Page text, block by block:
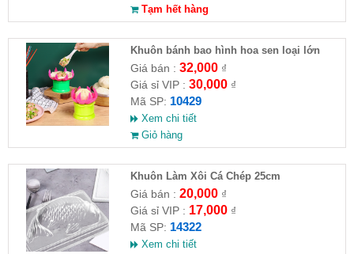
Tạm hết hàng
Khuôn bánh bao hình hoa sen loại lớn
Giá bán : 32,000₫
Giá sỉ VIP : 30,000₫
Mã SP: 10429
Xem chi tiết
Giỏ hàng
Khuôn Làm Xôi Cá Chép 25cm
Giá bán : 20,000₫
Giá sỉ VIP : 17,000₫
Mã SP: 14322
Xem chi tiết